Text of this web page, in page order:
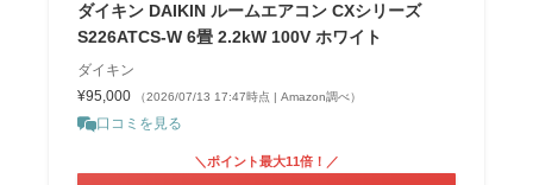
ダイキン DAIKIN ルームエアコン CXシリーズ
S226ATCS-W 6畳 2.2kW 100V ホワイト
ダイキン
¥95,000
（2026/07/13 17:47時点 | Amazon調べ）
口コミを見る
＼ポイント最大11倍！／